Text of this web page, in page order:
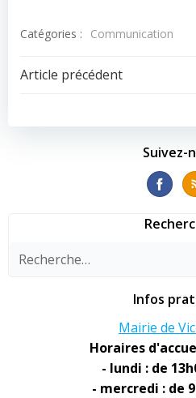
Catégories : Communication
Navigation
de
Article précédent
Suivez-
Infos
Mairie de
Horaires
- lundi : de
- mercredi : de